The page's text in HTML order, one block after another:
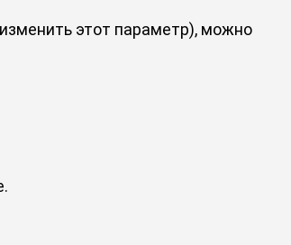
этот параметр), можно